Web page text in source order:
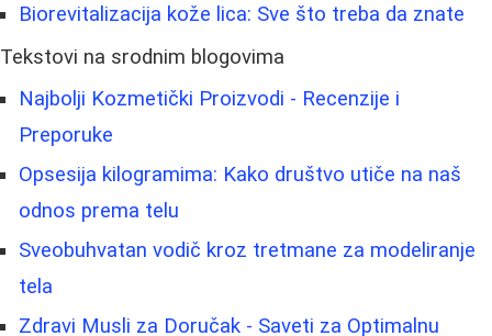
Biorevitalizacija kože lica: Sve što treba da znate
Tekstovi na srodnim blogovima
Najbolji Kozmetički Proizvodi - Recenzije i
Preporuke
Opsesija kilogramima: Kako društvo utiče na naš
odnos prema telu
Sveobuhvatan vodič kroz tretmane za modeliranje
tela
Zdravi Musli za Doručak - Saveti za Optimalnu